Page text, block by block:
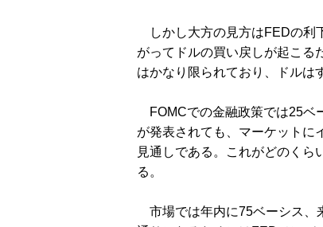
しかし大方の見方はFEDの利
がってドルの買い戻しが起こる
はかなり限られており、ドルは
FOMCでの金融政策では25ベ
が発表されても、マーケットに
見通しである。これがどのくら
る。
市場では年内に75ベーシス、